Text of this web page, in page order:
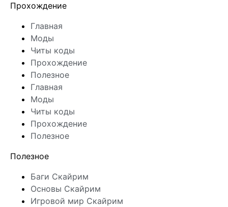
Прохождение
Главная
Моды
Читы коды
Прохождение
Полезное
Главная
Моды
Читы коды
Прохождение
Полезное
Полезное
Баги Скайрим
Основы Скайрим
Игровой мир Скайрим